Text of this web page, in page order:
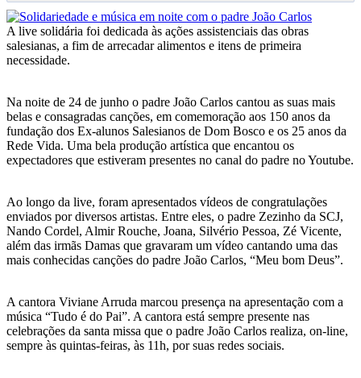
A live solidária foi dedicada às ações assistenciais das obras
salesianas, a fim de arrecadar alimentos e itens de primeira
necessidade.
Na noite de 24 de junho o padre João Carlos cantou as suas mais
belas e consagradas canções, em comemoração aos 150 anos da
fundação dos Ex-alunos Salesianos de Dom Bosco e os 25 anos da
Rede Vida. Uma bela produção artística que encantou os
expectadores que estiveram presentes no canal do padre no Youtube.
Ao longo da live, foram apresentados vídeos de congratulações
enviados por diversos artistas. Entre eles, o padre Zezinho da SCJ,
Nando Cordel, Almir Rouche, Joana, Silvério Pessoa, Zé Vicente,
além das irmãs Damas que gravaram um vídeo cantando uma das
mais conhecidas canções do padre João Carlos, “Meu bom Deus”.
A cantora Viviane Arruda marcou presença na apresentação com a
música “Tudo é do Pai”. A cantora está sempre presente nas
celebrações da santa missa que o padre João Carlos realiza, on-line,
sempre às quintas-feiras, às 11h, por suas redes sociais.